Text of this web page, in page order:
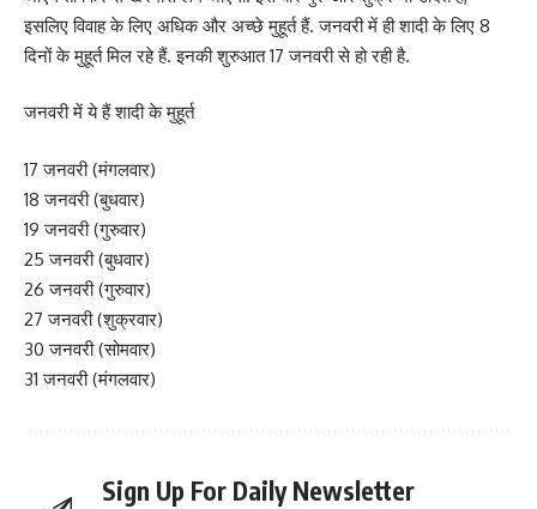
इसलिए विवाह के लिए अधिक और अच्छे मुहूर्त हैं. जनवरी में ही शादी के लिए 8
दिनों के मुहूर्त मिल रहे हैं. इनकी शुरुआत 17 जनवरी से हो रही है.
जनवरी में ये हैं शादी के मुहूर्त
17 जनवरी (मंगलवार)
18 जनवरी (बुधवार)
19 जनवरी (गुरुवार)
25 जनवरी (बुधवार)
26 जनवरी (गुरुवार)
27 जनवरी (शुक्रवार)
30 जनवरी (सोमवार)
31 जनवरी (मंगलवार)
Sign Up For Daily Newsletter